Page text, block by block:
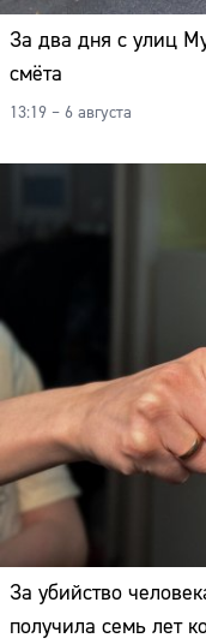
За два дня с улиц
смёта
13:19 – 6 августа
За убийство
получила семь лет